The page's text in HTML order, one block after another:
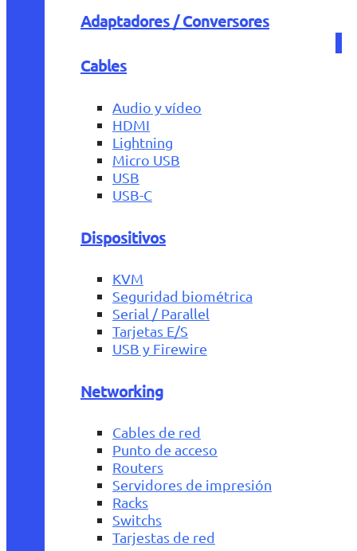
Adaptadores / Conversores
Cables
Audio y vídeo
HDMI
Lightning
Micro USB
USB
USB-C
Dispositivos
KVM
Seguridad biométrica
Serial / Parallel
Tarjetas E/S
USB y Firewire
Networking
Cables de red
Punto de acceso
Routers
Servidores de impresión
Racks
Switchs
Tarjestas de red